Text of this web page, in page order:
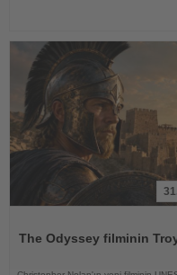
The Odyssey filminin